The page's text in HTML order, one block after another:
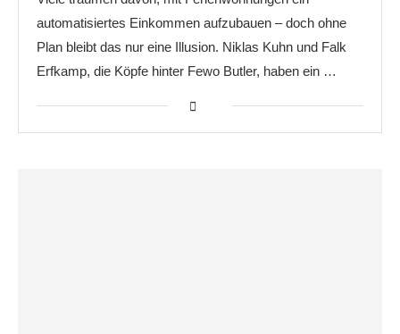
automatisiertes Einkommen aufzubauen – doch ohne
Plan bleibt das nur eine Illusion. Niklas Kuhn und Falk
Erfkamp, die Köpfe hinter Fewo Butler, haben ein …